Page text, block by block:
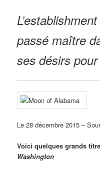
passé maître
ses désirs
Le 28 décembre 2015 –
Voici quelques grands
Washington